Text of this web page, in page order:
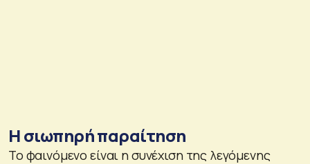
Η σιωπηρή παραίτηση
Το φαινόμενο είναι η συνέχιση της λεγόμενης